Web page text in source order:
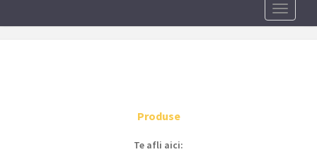
Toggle
Produse
Te afli aici: